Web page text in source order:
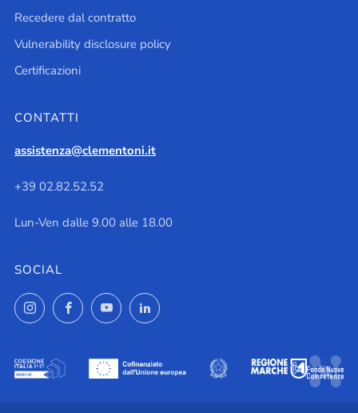
Recedere dal contratto
Vulnerability disclosure policy
Certificazioni
CONTATTI
assistenza@clementoni.it
+39 02.82.52.52
Lun-Ven dalle 9.00 alle 18.00
SOCIAL
InstagramFacebookYouTubeLinkedIn